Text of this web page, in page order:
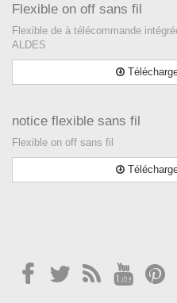
Flexible on off sans fil
Flexible de à télécommande
ALDES
notice flexible sans fil
Flexible on off sans fil